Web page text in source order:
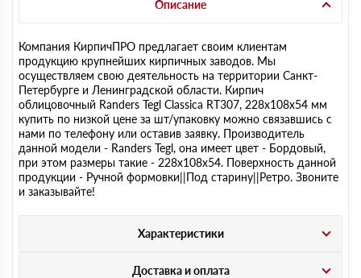
Описание
Компания КирпичПРО предлагает своим клиентам
продукцию крупнейших кирпичных заводов. Мы
осуществляем свою деятельность на территории Санкт-
Петербурге и Ленинградской области. Кирпич
облицовочный Randers Tegl Classica RT307, 228х108х54 мм
купить по низкой цене за шт/упаковку можно связавшись с
нами по телефону или оставив заявку. Производитель
данной модели - Randers Tegl, она имеет цвет - Бордовый,
при этом размеры такие - 228х108х54. Поверхность данной
продукции - Ручной формовки||Под старину||Ретро. Звоните
и заказывайте!
Характеристики
Доставка и оплата